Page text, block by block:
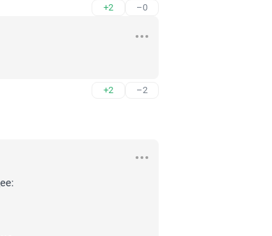
+2 –0
+2 –2